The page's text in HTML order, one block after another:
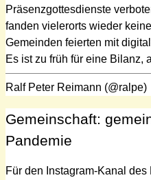
Präsenzgottesdienste
fanden vielerorts wieder
Gemeinden feierten mit
Es ist zu früh für eine Bilanz,
Ralf Peter Reimann (@ralpe)
Gemeinschaft:
Pandemie
Für den Instagram-Kanal des